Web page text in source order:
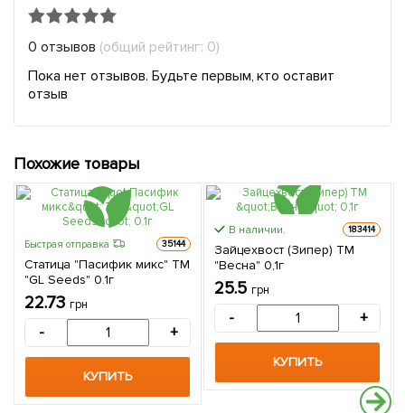
0 отзывов (общий рейтинг: 0)
Пока нет отзывов. Будьте первым, кто оставит
отзыв
Похожие товары
Быстрая отправка 35144
Статица "Пасифик микс" ТМ
"GL Seeds" 0.1г
22.73 грн
- +
КУПИТЬ
В наличии. 183414
Зайцехвост (Зипер) ТМ
"Весна" 0,1г
25.5 грн
- +
КУПИТЬ